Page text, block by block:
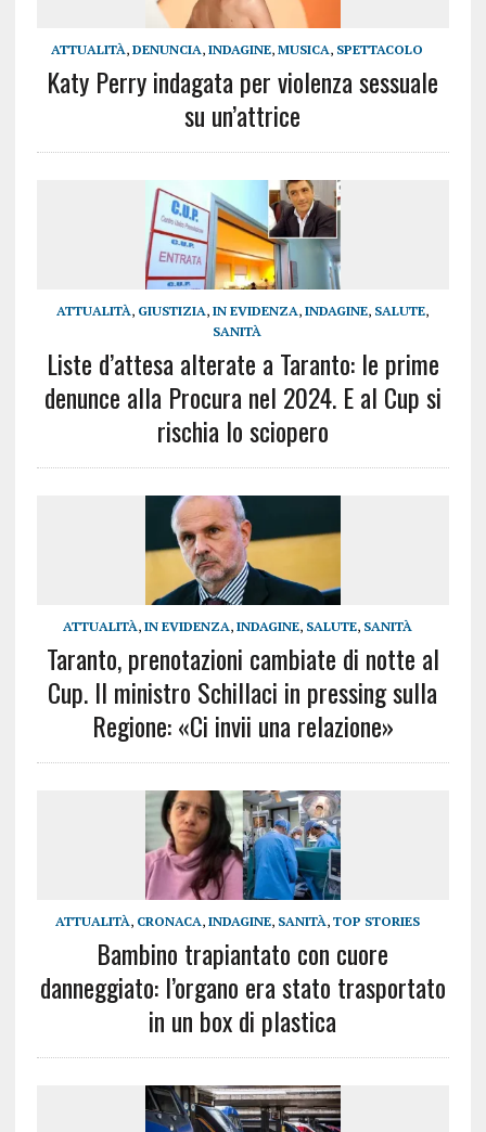
ATTUALITÀ,DENUNCIA,INDAGINE,MUSICA, SPETTACOLO
Katy Perry indagata per violenza sessuale
su un’attrice
ATTUALITÀ, GIUSTIZIA,IN EVIDENZA,INDAGINE, SALUTE,
SANITÀ
Liste d’attesa alterate a Taranto: le prime
denunce alla Procura nel 2024. E al Cup si
rischia lo sciopero
ATTUALITÀ, IN EVIDENZA, INDAGINE, SALUTE, SANITÀ
Taranto, prenotazioni cambiate di notte al
Cup. Il ministro Schillaci in pressing sulla
Regione: «Ci invii una relazione»
ATTUALITÀ, CRONACA, INDAGINE, SANITÀ, TOP STORIES
Bambino trapiantato con cuore
danneggiato: l’organo era stato trasportato
in un box di plastica